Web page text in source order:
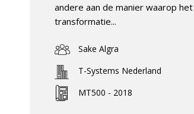
andere aan de manier waarop
transformatie...
Sake Algra
T-Systems Nederland
MT500 - 2018